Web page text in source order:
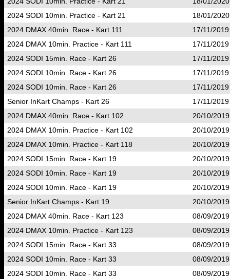
2024 SODI 10min. Practice - Kart 21
18/01/
2024 DMAX 40min. Race - Kart 111
17/11/
2024 DMAX 10min. Practice - Kart 111
17/11/
2024 SODI 15min. Race - Kart 26
17/11/
2024 SODI 10min. Race - Kart 26
17/11/
2024 SODI 10min. Race - Kart 26
17/11/
Senior InKart Champs - Kart 26
17/11/
2024 DMAX 40min. Race - Kart 102
20/10/
2024 DMAX 10min. Practice - Kart 102
20/10/
2024 DMAX 10min. Practice - Kart 118
20/10/
2024 SODI 15min. Race - Kart 19
20/10/
2024 SODI 10min. Race - Kart 19
20/10/
2024 SODI 10min. Race - Kart 19
20/10/
Senior InKart Champs - Kart 19
20/10/
2024 DMAX 40min. Race - Kart 123
08/09/
2024 DMAX 10min. Practice - Kart 123
08/09/
2024 SODI 15min. Race - Kart 33
08/09/
2024 SODI 10min. Race - Kart 33
08/09/
2024 SODI 10min. Race - Kart 33
08/09/